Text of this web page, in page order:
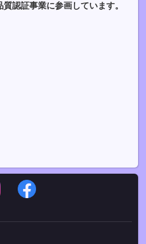
認証事業に参画しています。